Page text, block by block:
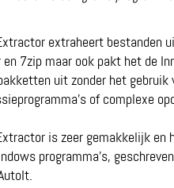
extraheert bestanden
en 7zip maar ook pakt het de
uit zonder het gebruik
of complexe
is zeer gemakkelijk en
programma's,